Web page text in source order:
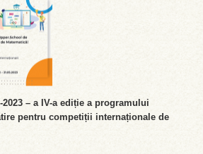
2023 – a IV-a ediție a programului
pentru competiții internaționale de